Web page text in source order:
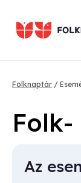
tartalomra
Folknaptár
Folk-
Az